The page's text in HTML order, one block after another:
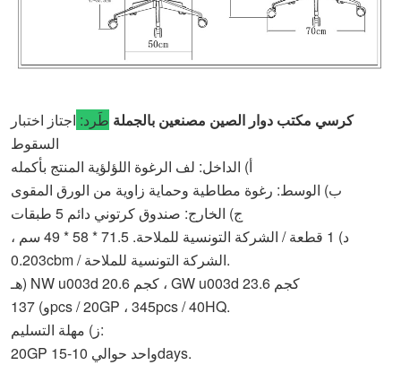
كرسي مكتب دوار الصين مصنعين بالجملة طَرد: اجتاز اختبار
السقوط
أ) الداخل: لف الرغوة اللؤلؤية المنتج بأكمله
ب) الوسط: رغوة مطاطية وحماية زاوية من الورق المقوى
ج) الخارج: صندوق كرتوني دائم 5 طبقات
د) 1 قطعة / الشركة التونسية للملاحة. 71.5 * 58 * 49 سم ،
0.203cbm / الشركة التونسية للملاحة.
هـ) NW u003d 20.6 كجم ، GW u003d 23.6 كجم
و) 137pcs / 20GP ، 345pcs / 40HQ.
ز) مهلة التسليم:
20GP واحد حوالي 10-15days.